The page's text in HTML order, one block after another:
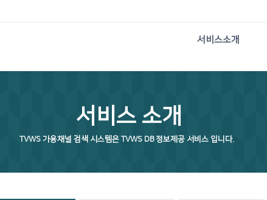
서비스소개
서비스 소개
TVWS 가용채널 검색 시스템은 TVWS DB 정보제공 서비스 입니다.